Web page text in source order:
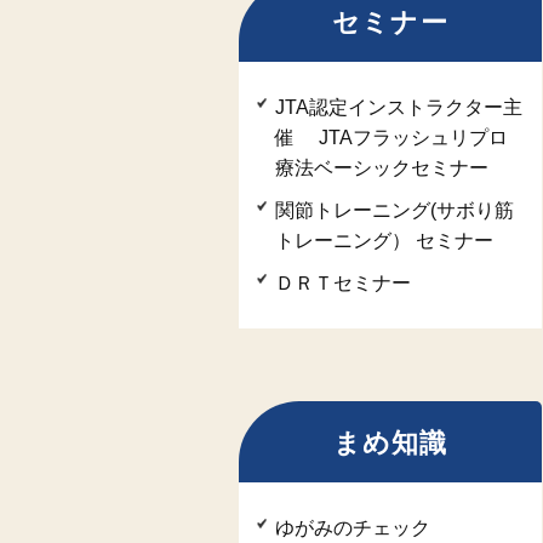
セミナー
JTA認定インストラクター主
催 JTAフラッシュリプロ
療法ベーシックセミナー
関節トレーニング(サボり筋
トレーニング） セミナー
ＤＲＴセミナー
まめ知識
ゆがみのチェック